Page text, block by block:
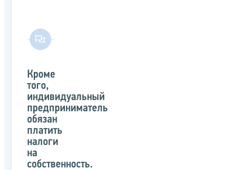
Кроме
того,
индивидуальный
предприниматель
обязан
платить
налоги
на
собственность.